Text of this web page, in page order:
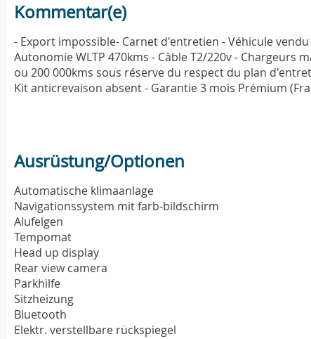
Kommentar(e)
- Export impossible- Carnet d'entretien - Véhicule
Autonomie WLTP 470kms - Câble T2/220v - Chargeurs
ou 200 000kms sous réserve du respect du plan
Kit anticrevaison absent - Garantie 3 mois Prémium
Ausrüstung/Optionen
Automatische klimaanlage
Navigationssystem mit farb-bildschirm
Alufelgen
Tempomat
Head up display
Rear view camera
Parkhilfe
Sitzheizung
Bluetooth
Elektr. verstellbare rückspiegel